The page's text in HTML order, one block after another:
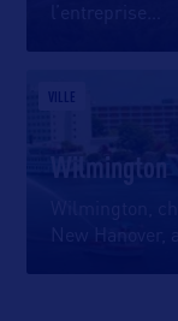
VILLE
Wilmington
New Hanover,